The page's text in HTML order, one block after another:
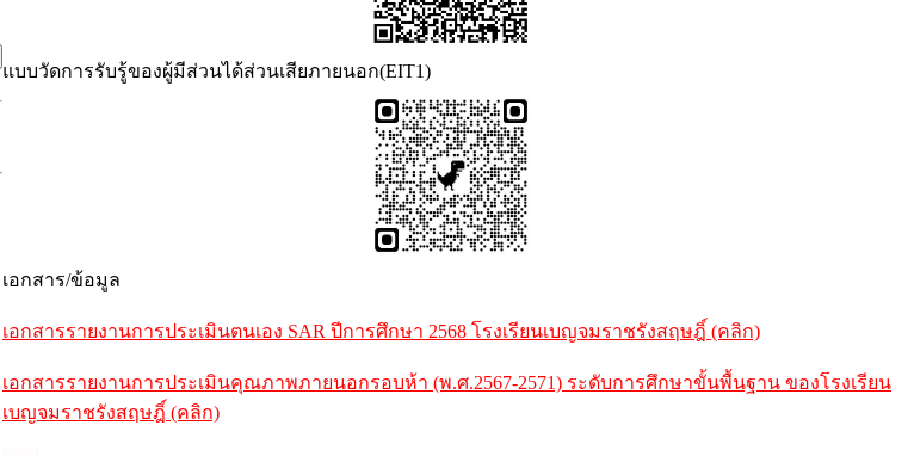
แบบวัดการรับรู้ของผู้มีส่วนได้ส่วนเสียภายนอก(EIT1)
เอกสาร/ข้อมูล
เอกสารรายงานการประเมินตนเอง SAR ปีการศึกษา 2568 โรงเรียนเบญจมราชรังสฤษฎิ์ (คลิก)
เอกสารรายงานการประเมินคุณภาพภายนอกรอบห้า (พ.ศ.2567-2571) ระดับการศึกษาขั้นพื้นฐาน ของโรงเรียน
เบญจมราชรังสฤษฎิ์ (คลิก)